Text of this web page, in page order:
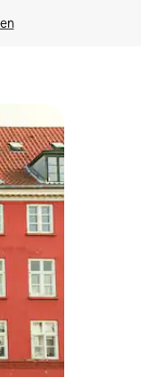
of swipen.